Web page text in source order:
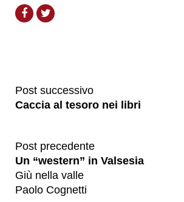
Post successivo
Caccia al tesoro nei libri
Post precedente
Un “western” in Valsesia
Giù nella valle
Paolo Cognetti